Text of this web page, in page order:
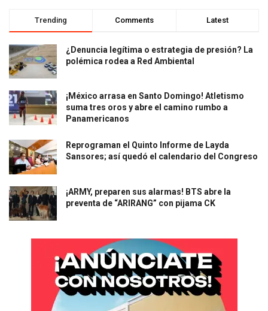
Trending Comments Latest
¿Denuncia legítima o estrategia de presión? La
polémica rodea a Red Ambiental
¡México arrasa en Santo Domingo! Atletismo
suma tres oros y abre el camino rumbo a
Panamericanos
Reprograman el Quinto Informe de Layda
Sansores; así quedó el calendario del Congreso
¡ARMY, preparen sus alarmas! BTS abre la
preventa de “ARIRANG” con pijama CK